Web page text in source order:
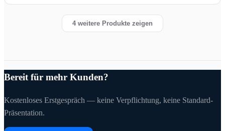
4 weitere Produkte zeigen
Bereit für mehr Kunden?
Kostenloses Erstgespräch — keine Verpflichtung, keine Standard-
Präsentation.